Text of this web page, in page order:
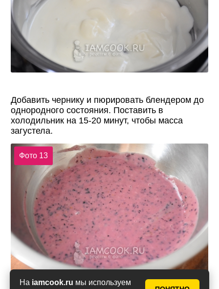
На iamcook.ru мы используем
Добавить чернику и пюрировать блендером до
однородного состояния. Поставить в
холодильник на 15-20 минут, чтобы масса
загустела.
Фото 13